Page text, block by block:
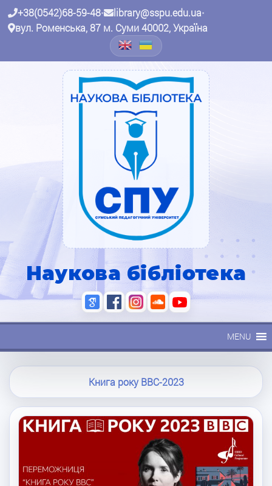
+38(0542)68-59-48• library@sspu.edu.ua•
вул. Роменська, 87 м. Суми 40002, Україна
Наукова бібліотека
MENU
Книга року BBC-2023